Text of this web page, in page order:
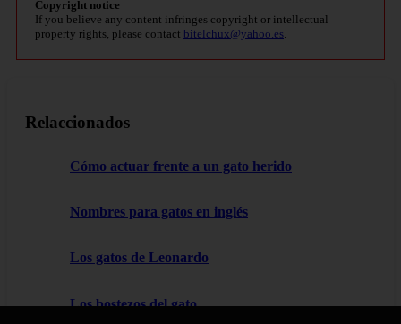
Copyright notice
If you believe any content infringes copyright or intellectual
property rights, please contact bitelchux@yahoo.es.
Relaccionados
Cómo actuar frente a un gato herido
Nombres para gatos en inglés
Los gatos de Leonardo
Los bostezos del gato.